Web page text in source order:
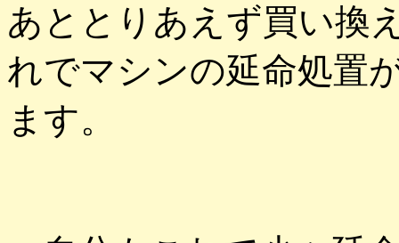
あととりあえず買い換
れでマシンの延命処置
ます。